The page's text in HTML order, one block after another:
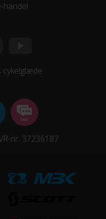
handel
cykelglæde
nr. 37236187